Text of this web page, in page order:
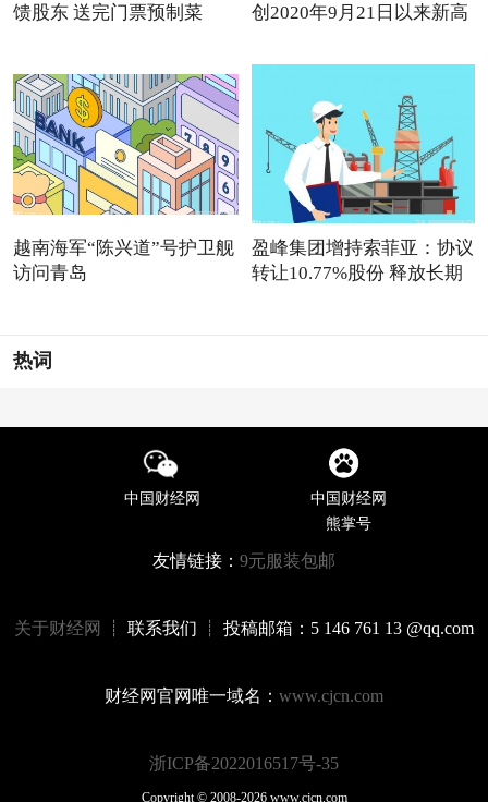
馈股东 送完门票预制菜
创2020年9月21日以来新高
越南海军“陈兴道”号护卫舰
访问青岛
盈峰集团增持索菲亚：协议
转让10.77%股份 释放长期
热词
中国财经网
中国财经网
熊掌号
友情链接： 9元服装包邮
关于财经网 ┊ 联系我们 ┊ 投稿邮箱：5 146 761 13 @qq.com
财经网官网唯一域名： www.cjcn.com
浙ICP备2022016517号-35
Copyright © 2008-2026 www.cjcn.com